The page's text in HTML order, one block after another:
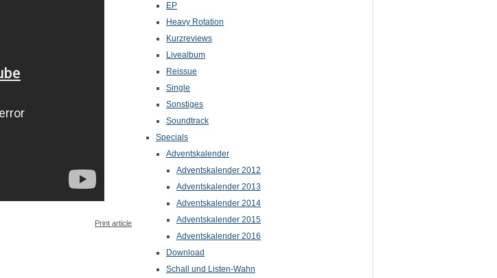
Print article
EP
Heavy Rotation
Kurzreviews
Livealbum
Reissue
Single
Sonstiges
Soundtrack
Specials
Adventskalender
Adventskalender 2012
Adventskalender 2013
Adventskalender 2014
Adventskalender 2015
Adventskalender 2016
Download
Schall und Listen-Wahn